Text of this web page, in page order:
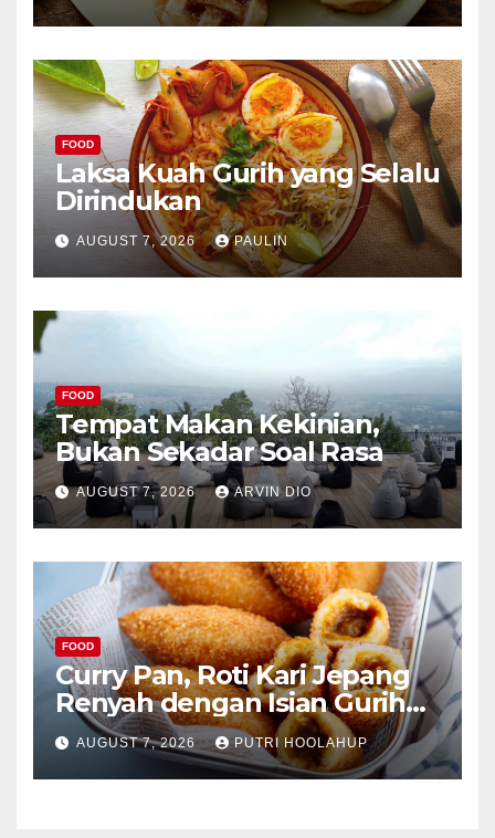
FOOD
Laksa Kuah Gurih yang Selalu
Dirindukan
AUGUST 7, 2026 PAULIN
FOOD
Tempat Makan Kekinian,
Bukan Sekadar Soal Rasa
AUGUST 7, 2026 ARVIN DIO
FOOD
Curry Pan, Roti Kari Jepang
Renyah dengan Isian Gurih
Menggoda
AUGUST 7, 2026 PUTRI HOOLAHUP